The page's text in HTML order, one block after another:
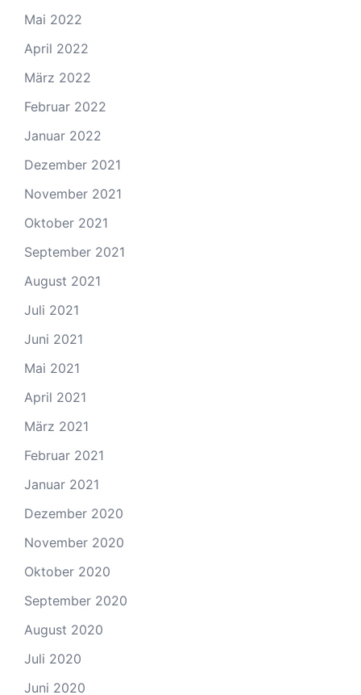
Mai 2022
April 2022
März 2022
Februar 2022
Januar 2022
Dezember 2021
November 2021
Oktober 2021
September 2021
August 2021
Juli 2021
Juni 2021
Mai 2021
April 2021
März 2021
Februar 2021
Januar 2021
Dezember 2020
November 2020
Oktober 2020
September 2020
August 2020
Juli 2020
Juni 2020